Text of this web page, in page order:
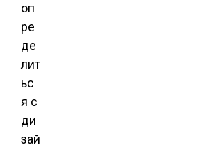
оп
ре
де
лит
ьс
я с
ди
зай